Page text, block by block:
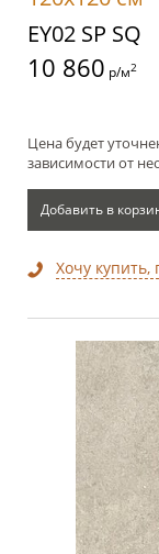
EY02 SP SQ
10 860 р/м2
Цена будет
зависимости от
Добавить в
Хочу купить,